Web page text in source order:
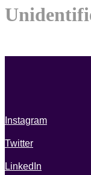
Instagram
Twitter
LinkedIn